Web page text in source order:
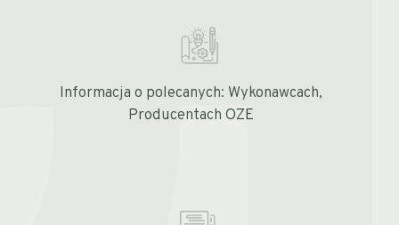
Informacja o polecanych: Wykonawcach,
Producentach OZE